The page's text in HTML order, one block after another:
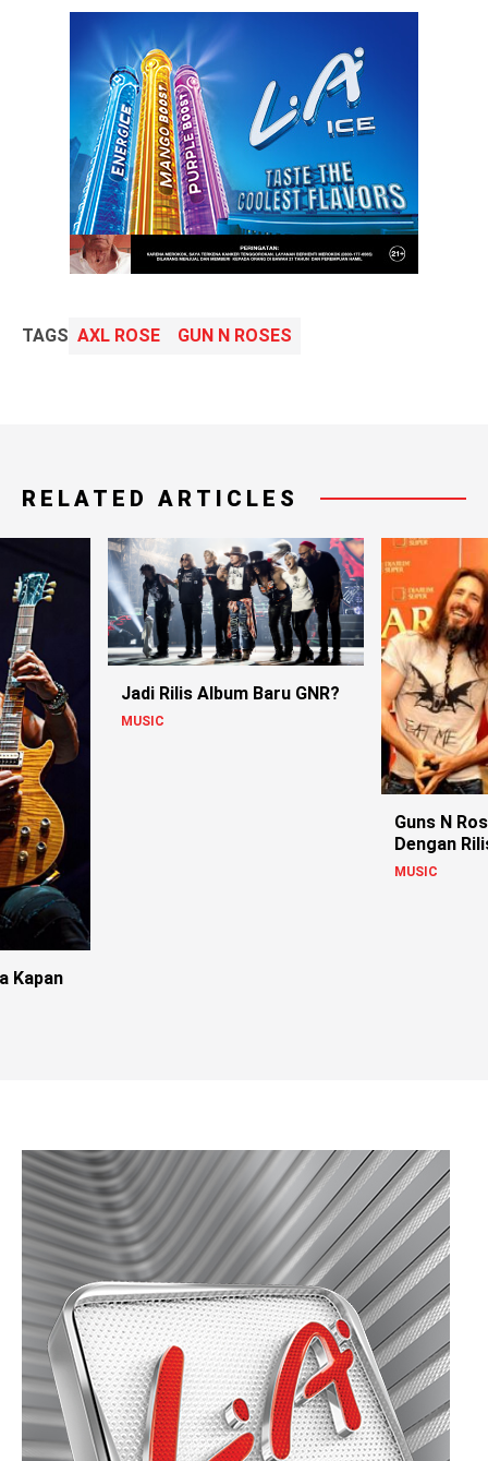
menarik
TAGS AXL ROSE GUN N ROSES
RELATED ARTICLES
Kapan
Jadi Rilis Album Baru GNR?
MUSIC
Guns N
Dengan
MUSIC